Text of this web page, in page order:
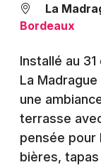
Spectacles
Concerts
Sports
Mulhouse
Montpellier
Nantes
Nice
Paris
La
Bordeaux
Installé au
La
une
terrasse
pensée pour
bières,